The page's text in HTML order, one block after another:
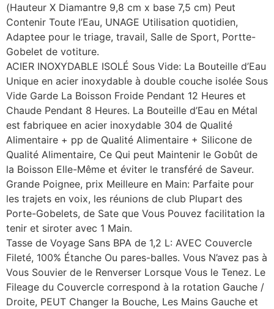
(Hauteur X Diamantre 9,8 cm x base 7,5 cm) Peut
Contenir Toute l’Eau, UNAGE Utilisation quotidien,
Adaptee pour le triage, travail, Salle de Sport, Portte-
Gobelet de votiture.
ACIER INOXYDABLE ISOLÉ Sous Vide: La Bouteille d’Eau
Unique en acier inoxydable à double couche isolée Sous
Vide Garde La Boisson Froide Pendant 12 Heures et
Chaude Pendant 8 Heures. La Bouteille d’Eau en Métal
est fabriquee en acier inoxydable 304 de Qualité
Alimentaire + pp de Qualité Alimentaire + Silicone de
Qualité Alimentaire, Ce Qui peut Maintenir le Gobût de
la Boisson Elle-Même et éviter le transféré de Saveur.
Grande Poignee, prix Meilleure en Main: Parfaite pour
les trajets en voix, les réunions de club Plupart des
Porte-Gobelets, de Sate que Vous Pouvez facilitation la
tenir et siroter avec 1 Main.
Tasse de Voyage Sans BPA de 1,2 L: AVEC Couvercle
Fileté, 100% Étanche Ou pares-balles. Vous N’avez pas à
Vous Souvier de le Renverser Lorsque Vous le Tenez. Le
Fileage du Couvercle correspond à la rotation Gauche /
Droite, PEUT Changer la Bouche, Les Mains Gauche et